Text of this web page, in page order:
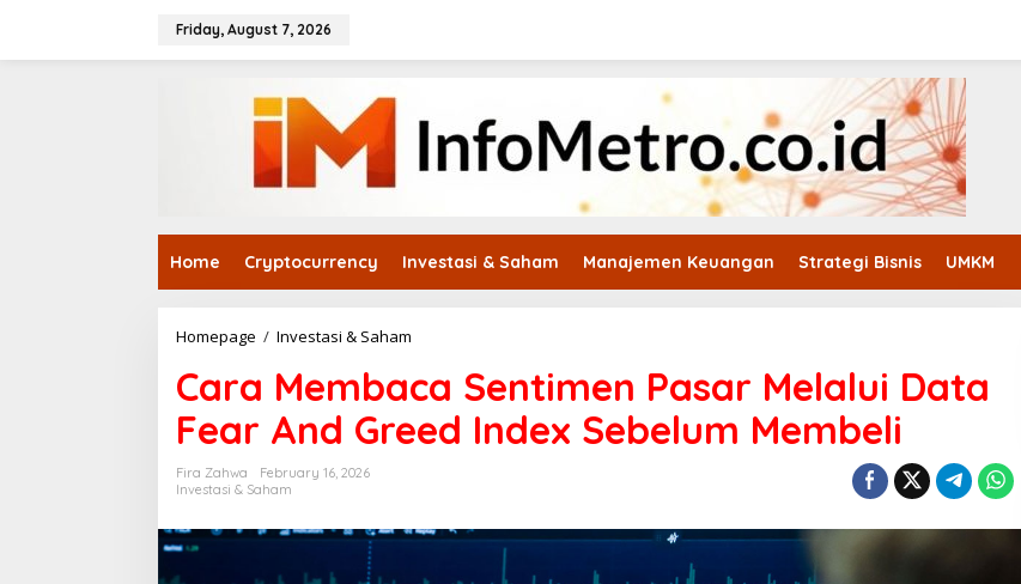
Friday, August 7, 2026
Home Cryptocurrency Investasi & Saham Manajemen Keuangan Strategi Bisnis UMKM
Homepage / Investasi & Saham
Sentimen
Pasar
Melalui
Data
Index
Cara Membaca Sentimen Pasar Melalui Data
Fear And Greed Index Sebelum Membeli
Fira Zahwa
February 16, 2026
Investasi & Saham